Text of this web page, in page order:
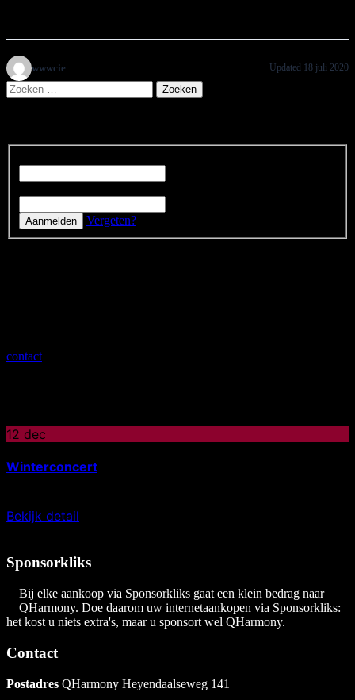
wwwcie Updated 18 juli 2020
Zoeken
naar:
Vergeten?
contact
12 dec
Winterconcert
Bekijk detail
Sponsorkliks
Bij elke aankoop via Sponsorkliks gaat een klein bedrag naar
QHarmony. Doe daarom uw internetaankopen via Sponsorkliks:
het kost u niets extra's, maar u sponsort wel QHarmony.
Contact
Postadres QHarmony Heyendaalseweg 141